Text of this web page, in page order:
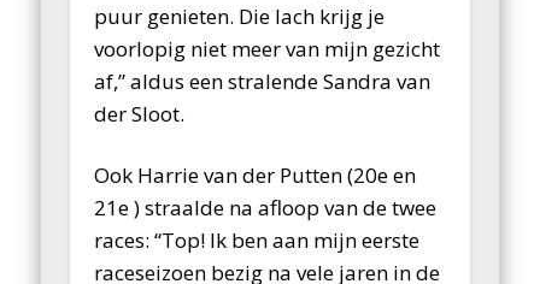
puur genieten. Die lach krijg je
voorlopig niet meer van mijn gezicht
af,” aldus een stralende Sandra van
der Sloot.
Ook Harrie van der Putten (20e en
21e ) straalde na afloop van de twee
races: “Top! Ik ben aan mijn eerste
raceseizoen bezig na vele jaren in de